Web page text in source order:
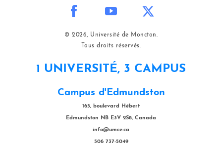
© 2026, Université de Moncton.
Tous droits réservés.
1 UNIVERSITÉ, 3 CAMPUS
Campus d'Edmundston
165, boulevard Hébert
Edmundston NB E3V 2S8, Canada
info@umce.ca
506 737-5049